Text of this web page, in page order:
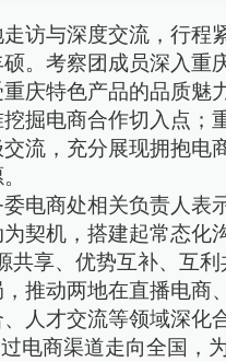
访与深度交流，行程
。考察团成员深入重
庆特色产品的品质魅
掘电商合作切入点；
流，充分展现拥抱电
电商处相关负责人表
契机，搭建起常态化
共享、优势互补、互利
推动两地在直播电商
人才交流等领域深化
电商渠道走向全国，